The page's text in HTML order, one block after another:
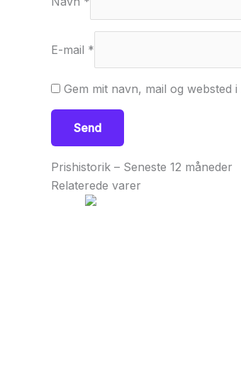
E-mail *
Gem mit navn, mail og websted
Prishistorik – Seneste 12 måneder
Relaterede varer